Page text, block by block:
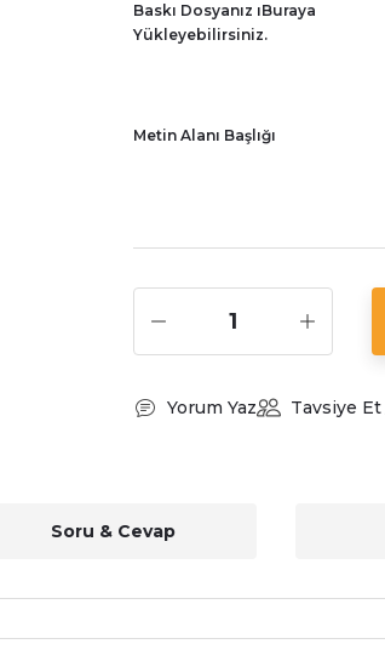
Baskı Dosyanız ıBuraya
Yükleyebilirsiniz.
Metin Alanı Başlığı
Yorum Yaz Tavsiye Et
Soru & Cevap